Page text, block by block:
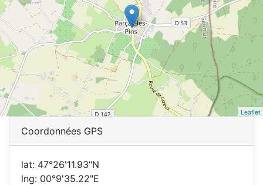
Leaflet
Coordonnées GPS
lat: 47°26'11.93"N
lng: 00°9'35.22"E